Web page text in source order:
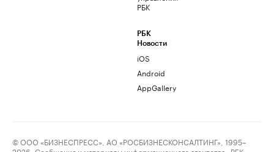
РБК
РБК
Новости
iOS
Android
AppGallery
© ООО «БИЗНЕСПРЕСС», АО «РОСБИЗНЕСКОНСАЛТИНГ», 1995–